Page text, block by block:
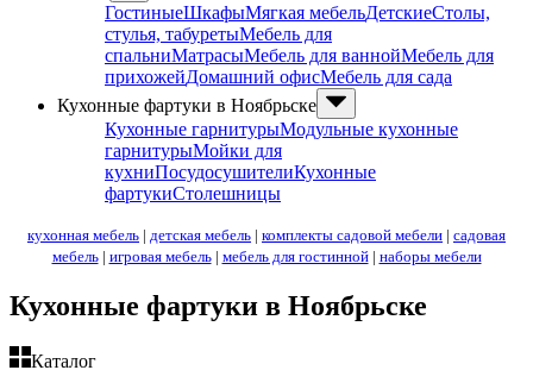
ГостиныеШкафыМягкая мебельДетскиеСтолы,
стулья, табуретыМебель для
спальниМатрасыМебель для ваннойМебель для
прихожейДомашний офисМебель для сада
Кухонные фартуки в Ноябрьске
Кухонные гарнитурыМодульные кухонные
гарнитурыМойки для
кухниПосудосушителиКухонные
фартукиСтолешницы
кухонная мебель | детская мебель | комплекты садовой мебели | садовая
мебель| игровая мебель| мебель для гостинной| наборы мебели
Кухонные фартуки в Ноябрьске
Каталог